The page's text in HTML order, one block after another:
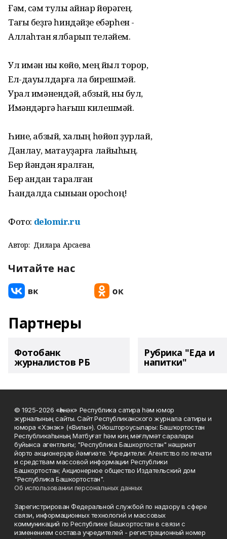
Ғәм, сәм тулы ҡайнар йөрәгең.
Тағы беҙгә һиндәйҙе ебәрһен -
Аллаһтан ялбарып теләйем.
Ул имән ныҡ көйө, мең йыл торор,
Ел-дауылдарға ла бирешмәй.
Урал имәнендәй, абзый, ныҡ бул,
Имәндәргә һағыш килешмәй.
Һине, абзый, халҡың һөйөп ҙурлай,
Данлау, маҡтауҙарға лайыҡһың.
Бер йәндән яралған,
Бер ҡандан таралған
Һандалда сыныҡҡан ҡоросһоң!
Фото: delomir.ru
Автор: Дилара Арсаева
Читайте нас
Партнеры
Фотобанк
журналистов РБ
Рубрика "Еда и
напитки"
© 1925-2026 «Һәнәк» Республика сатира һәм юмор
журналының сайты. Сайт Республиканского журнала сатиры и
юмора «Хэнэк» («Вилы»). Ойоштороусылары: Башҡортостан
Республикаһының Матбуғат һәм киң мәғлүмәт саралары
буйынса агентлығы; "Республика Башкортостан" нәшриәт
йорто акционерҙар йәмғиәте. Учредители: Агентство по печати
и средствам массовой информации Республики
Башкортостан; Акционерное общество Издательский дом
"Республика Башкортостан".
Об использовании персональных данных
Зарегистрирован Федеральной службой по надзору в сфере
связи, информационных технологий и массовых
коммуникаций по Республике Башкортостан в связи с
изменением состава учредителей - регистрационный номер